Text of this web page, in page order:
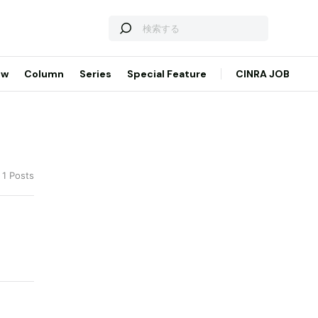
Column Series Special Feature CINRA JOB
Posts